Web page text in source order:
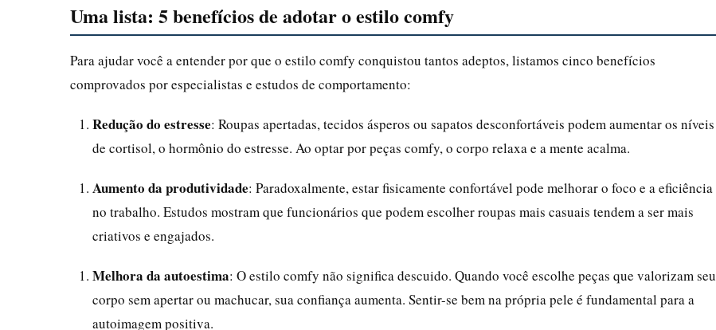
Uma lista: 5 benefícios de adotar o estilo comfy
Para ajudar você a entender por que o estilo comfy conquistou tantos adeptos, listamos cinco benefícios
comprovados por especialistas e estudos de comportamento:
Redução do estresse: Roupas apertadas, tecidos ásperos ou sapatos desconfortáveis podem aumentar os níveis
de cortisol, o hormônio do estresse. Ao optar por peças comfy, o corpo relaxa e a mente acalma.
Aumento da produtividade: Paradoxalmente, estar fisicamente confortável pode melhorar o foco e a eficiência
no trabalho. Estudos mostram que funcionários que podem escolher roupas mais casuais tendem a ser mais
criativos e engajados.
Melhora da autoestima: O estilo comfy não significa descuido. Quando você escolhe peças que valorizam seu
corpo sem apertar ou machucar, sua confiança aumenta. Sentir-se bem na própria pele é fundamental para a
autoimagem positiva.